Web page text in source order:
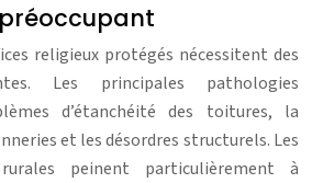
religieux protégés nécessitent des
Les principales pathologies
d’étanchéité des toitures, la
et les désordres structurels. Les
peinent particulièrement à